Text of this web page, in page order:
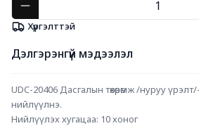
Хүргэлттэй
Дэлгэрэнгүй мэдээлэл
UDC-20406 Дасгалын төхөөрөмж /нуруу
нийлүүлнэ.
Нийлүүлэх хугацаа: 10 хоног